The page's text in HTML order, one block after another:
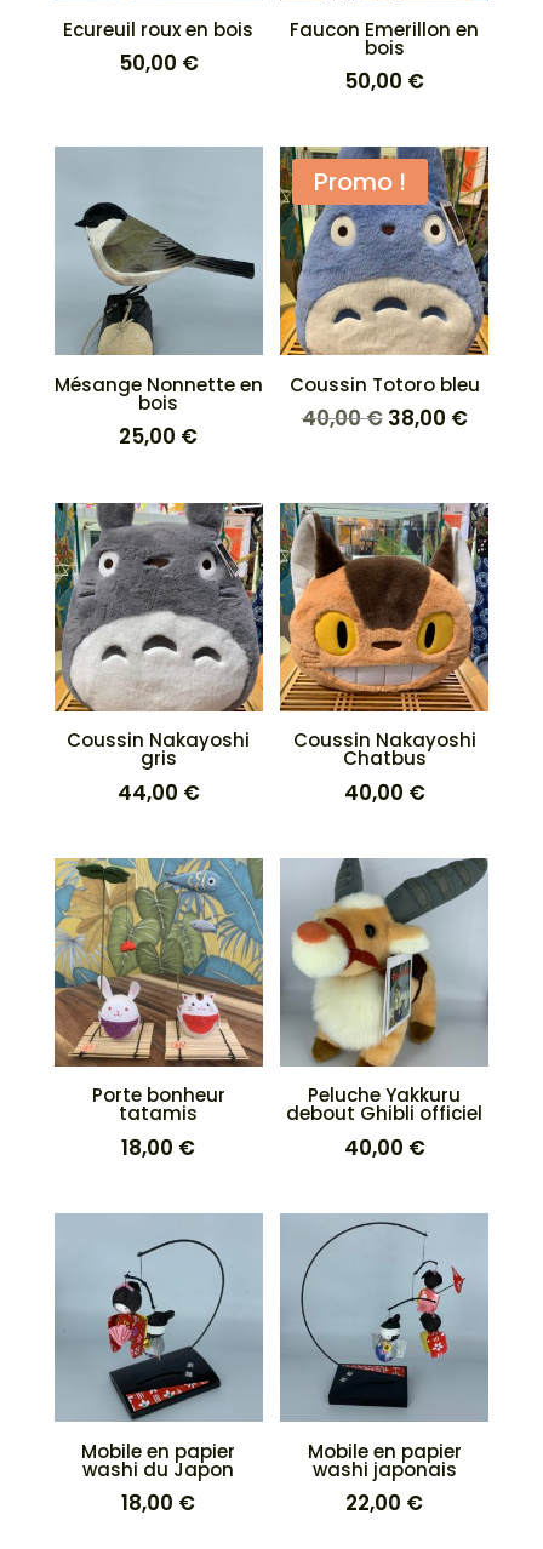
Ecureuil roux en bois
50,00 €
Faucon Emerillon en
bois
50,00 €
Mésange Nonnette en
bois
25,00 €
Promo !
Coussin Totoro bleu
40,00€ Le
était :
40,00 €.
38,00 €Le
est :
38,00
Coussin Nakayoshi
gris
44,00 €
Coussin Nakayoshi
Chatbus
40,00 €
Porte bonheur
tatamis
18,00 €
Peluche Yakkuru
debout Ghibli officiel
40,00 €
Mobile en papier
washi du Japon
18,00 €
Mobile en papier
washi japonais
22,00 €